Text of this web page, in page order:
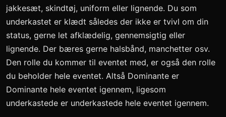
jakkesæt, skindtøj, uniform eller lignende. Du som
underkastet er klædt således der ikke er tvivl om din
status, gerne let afklædelig, gennemsigtig eller
lignende. Der bæres gerne halsbånd, manchetter osv.
Den rolle du kommer til eventet med, er også den rolle
du beholder hele eventet. Altså Dominante er
Dominante hele eventet igennem, ligesom
underkastede er underkastede hele eventet igennem.